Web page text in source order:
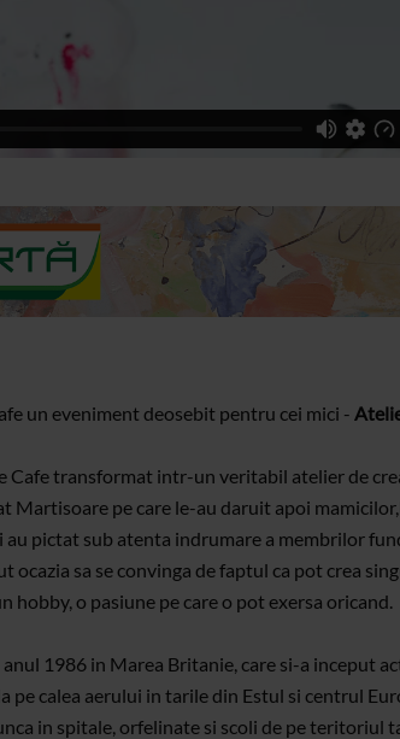
un eveniment deosebit pentru cei mici -
Cafe transformat intr-un veritabil atelier de
Martisoare pe care le-au daruit apoi
pictat sub atenta indrumare a membrilor
ocazia sa se convinga de faptul ca pot crea
o pasiune pe care o pot exersa oricand.
1986 in Marea Britanie, care si-a inceput
pe calea aerului in tarile din Estul si centrul
in spitale, orfelinate si scoli de pe teritoriul